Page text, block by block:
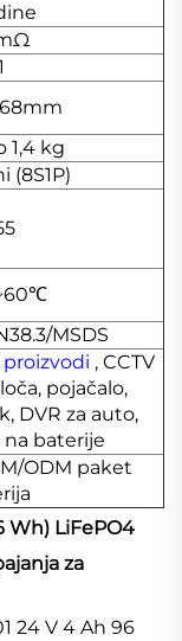
1,4 kg
(8S1P)
MSDS
proizvodi , CCTV
pojačalo,
DVR za auto,
na baterije
ODM paket
Wh) LiFePO4
za
24 V 4 Ah 96